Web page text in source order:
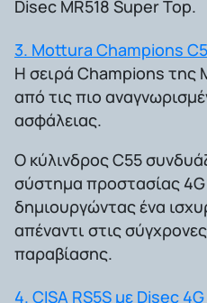
Disec MR518 Super Top.
3. Mottura Champions
Η σειρά Champions της
από τις πιο
ασφάλειας.
Ο κύλινδρος C55
σύστημα προστασίας
δημιουργώντας ένα
απέναντι στις
παραβίασης.
4. CISA RS5S με Disec 4G